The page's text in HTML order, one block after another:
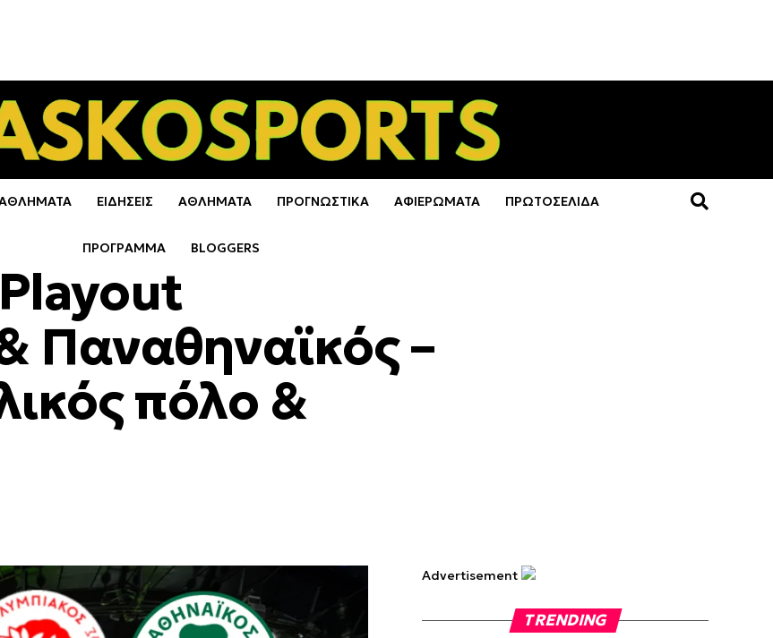
ΕΙΔΗΣΕΙΣ ΑΘΛΗΜΑΤΑ ΠΡΟΓΝΩΣΤΙΚΑ ΑΦΙΕΡΩΜΑΤΑ ΠΡΩΤΟΣΕΛΙΔΑ
ΠΡΟΓΡΑΜΜΑ BLOGGERS
Παναθηναϊκός –
πόλο &
Advertisement
TRENDING